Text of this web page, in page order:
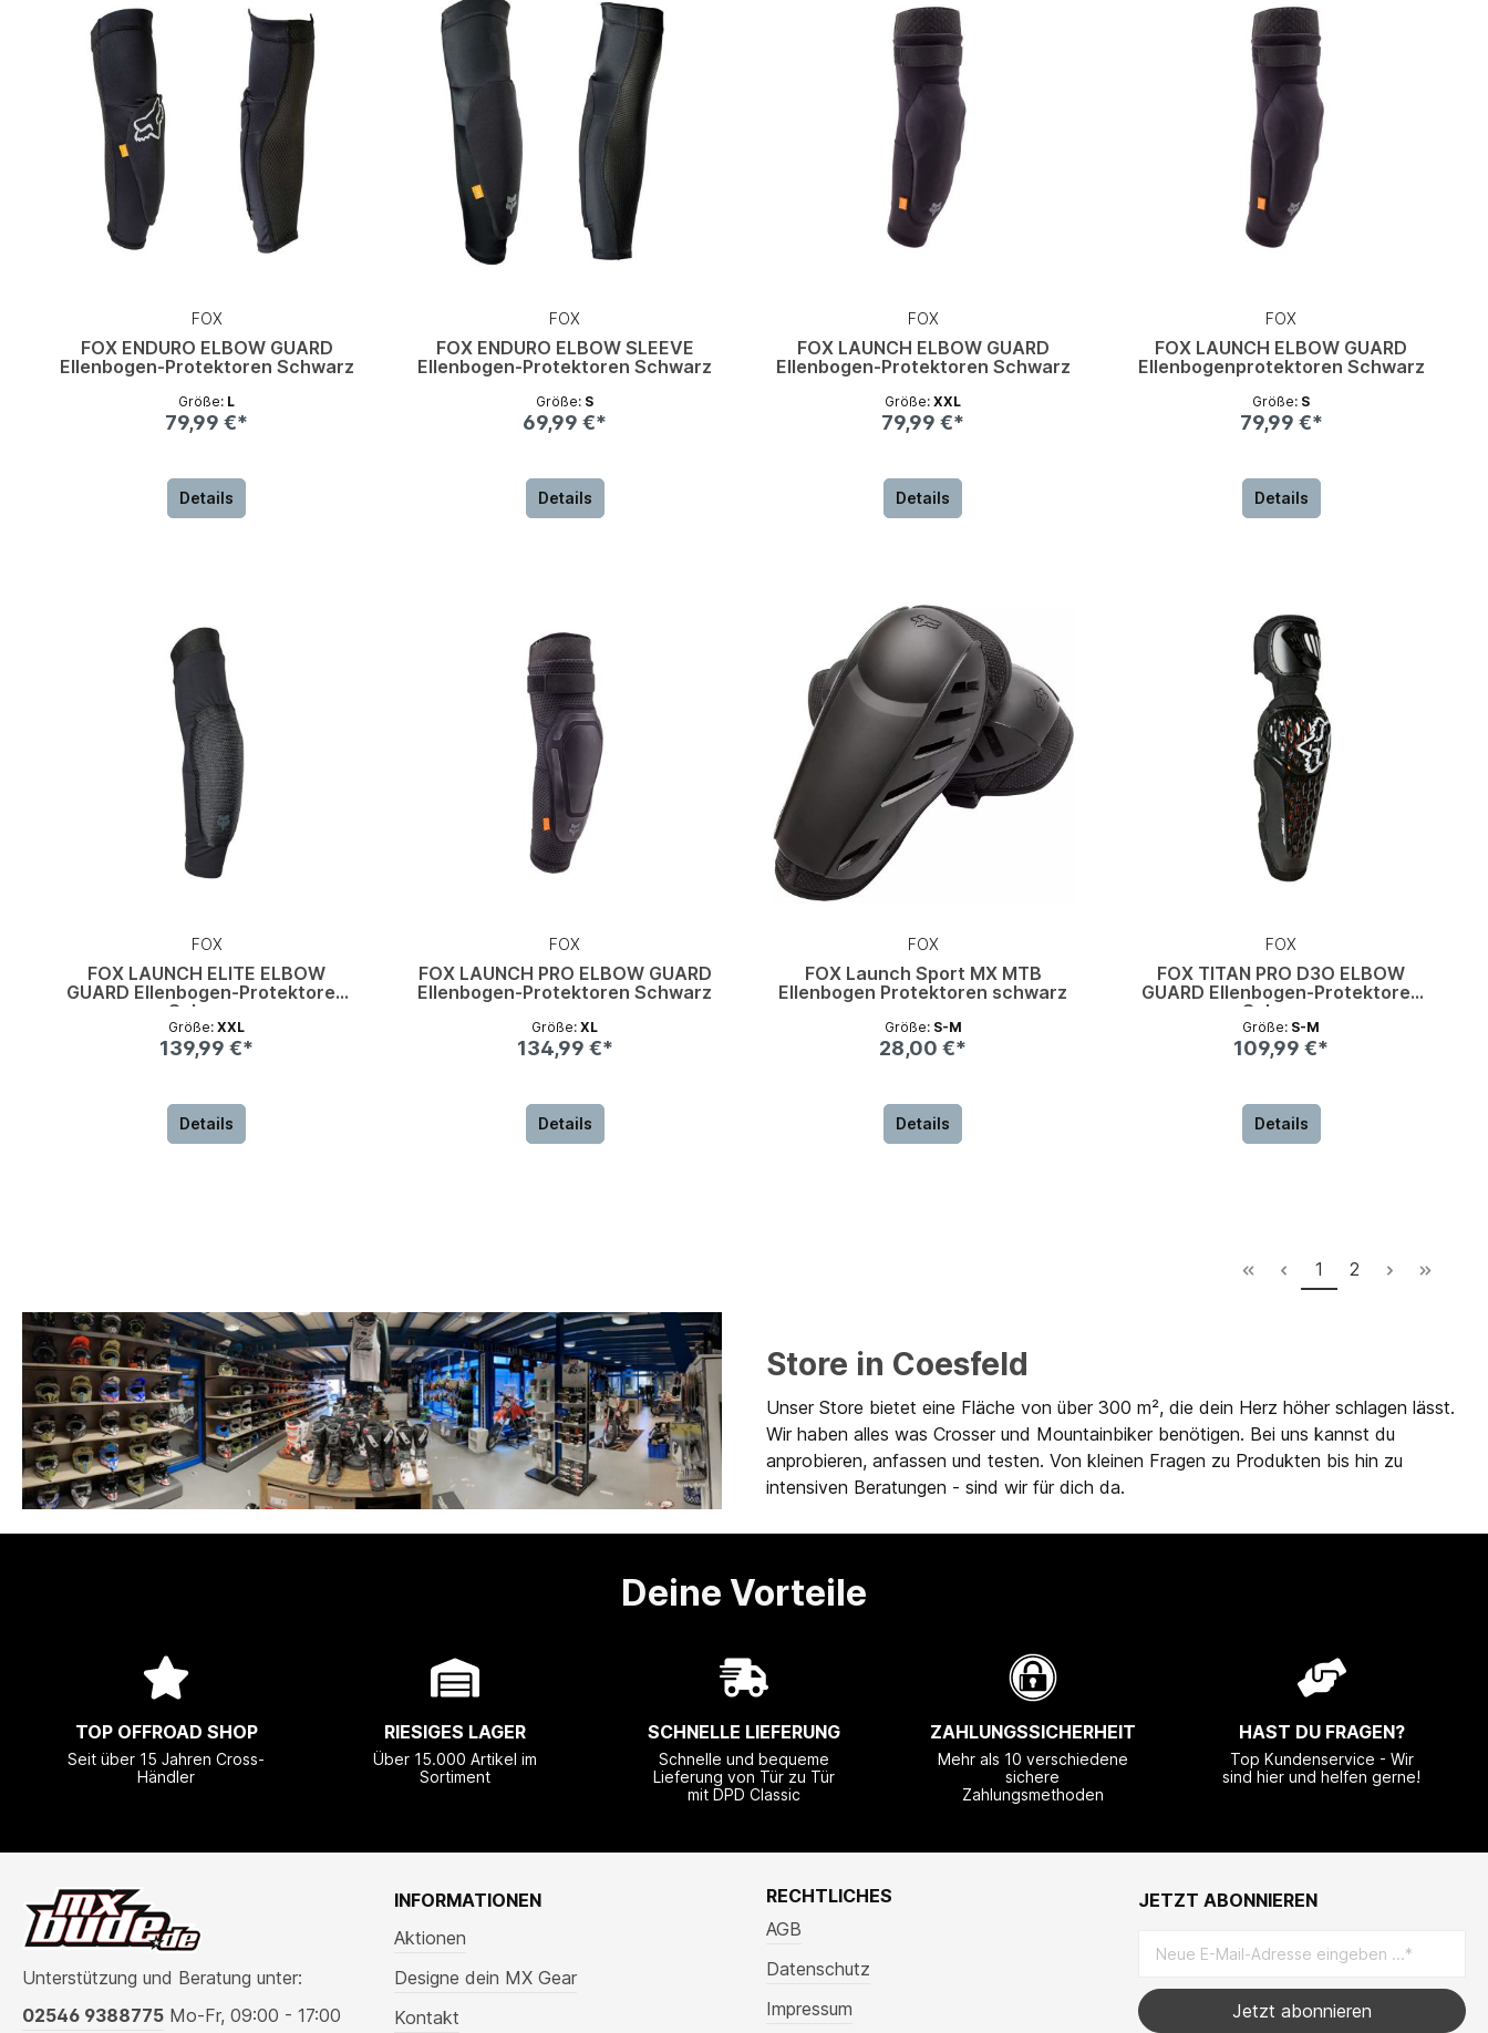
FOX
FOX ENDURO ELBOW GUARD
Ellenbogen-Protektoren Schwarz
Größe: L
79,99 €*
Details
FOX
FOX ENDURO ELBOW SLEEVE
Ellenbogen-Protektoren Schwarz
Größe: S
69,99 €*
Details
FOX
FOX LAUNCH ELBOW GUARD
Ellenbogen-Protektoren Schwarz
Größe:XXL
79,99 €*
Details
FOX
FOX LAUNCH ELBOW GUARD
Ellenbogenprotektoren Schwarz
Größe: S
79,99 €*
Details
FOX
FOX LAUNCH ELITE ELBOW
GUARD Ellenbogen-Protektoren
Schwarz
Größe:XXL
139,99 €*
Details
FOX
FOX LAUNCH PRO ELBOW GUARD
Ellenbogen-Protektoren Schwarz
Größe:XL
134,99 €*
Details
FOX
FOX Launch Sport MX MTB
Ellenbogen Protektoren schwarz
Größe: S-M
28,00 €*
Details
FOX
FOX TITAN PRO D3O ELBOW
GUARD Ellenbogen-Protektoren
Schwarz
Größe: S-M
109,99 €*
Details
1 2
Store in Coesfeld
Unser Store bietet eine Fläche von über 300 m², die dein Herz höher schlagen lässt.
Wir haben alles was Crosser und Mountainbiker benötigen. Bei uns kannst du
anprobieren, anfassen und testen. Von kleinen Fragen zu Produkten bis hin zu
intensiven Beratungen - sind wir für dich da.
Deine Vorteile
TOP OFFROAD SHOP
Seit über 15 Jahren Cross-
Händler
RIESIGES LAGER
Über 15.000 Artikel im
Sortiment
SCHNELLE LIEFERUNG
Schnelle und bequeme
Lieferung von Tür zu Tür
mit DPD Classic
ZAHLUNGSSICHERHEIT
Mehr als 10 verschiedene
sichere
Zahlungsmethoden
HAST DU FRAGEN?
Top Kundenservice - Wir
sind hier und helfen gerne!
Unterstützung und Beratung unter:
02546 9388775 Mo-Fr, 09:00 - 17:00
INFORMATIONEN
Aktionen
Designe dein MX Gear
Kontakt
RECHTLICHES
AGB
Datenschutz
Impressum
JETZT ABONNIEREN
Jetzt abonnieren